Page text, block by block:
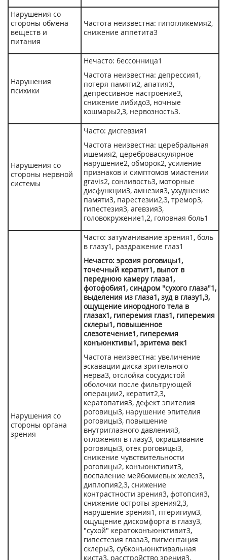
Нарушения со
стороны обмена
веществ и
питания
Частота неизвестна: гипогликемия2,
снижение аппетита3
Нарушения
психики
Нечасто: бессонница1
Частота неизвестна: депрессия1 ,
потеря памяти2, апатия3,
депрессивное настроение3,
снижение либидо3, ночные
кошмары2,3, нервозность3.
Нарушения со
стороны нервной
системы
Часто: дисгевзия1
Частота неизвестна: церебральная
ишемия2, цереброваскулярное
нарушение2, обморок2, усиление
признаков и симптомов миастении
gravis2, сонливость3, моторные
дисфункции3, амнезия3, ухудшение
памяти3, парестезии2,3, тремор3,
гипестезия3, агевзия3,
головокружение1,2, головная боль1
Нарушения со
стороны органа
зрения
Часто: затуманивание зрения1 , боль
в глазу1 , раздражение глаз1
Нечасто: эрозия роговицы1,
точечный кератит1, выпот в
переднюю камеру глаза1,
фотофобия1, синдром "сухого глаза"1,
выделения из глаза1, зуд в глазу1,3,
ощущение инородного тела в
глазах1, гиперемия глаз1, гиперемия
склеры1, повышенное
слезотечение1, гиперемия
конъюнктивы1, эритема век1
Частота неизвестна: увеличение
эскавации диска зрительного
нерва3, отслойка сосудистой
оболочки после фильтрующей
операции2, кератит2,3,
кератопатия3, дефект эпителия
роговицы3, нарушение эпителия
роговицы3, повышение
внутриглазного давления3,
отложения в глазу3, окрашивание
роговицы3, отек роговицы3,
снижение чувствительности
роговицы2, конъюнктивит3,
воспаление мейбомиевых желез3,
диплопия2,3, снижение
контрастности зрения3, фотопсия3,
снижение остроты зрения2,3,
нарушение зрения1 , птеригиум3,
ощущение дискомфорта в глазу3,
"сухой" кератоконъюнктивит3,
гипестезия глаза3, пигментация
склеры3, субконъюнктивальная
киста3, расстройство зрения3,